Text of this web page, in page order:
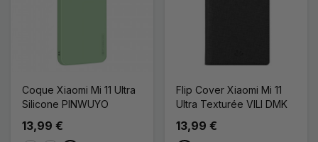
Coque Xiaomi Mi 11 Ultra
Silicone PINWUYO
13,99 €
Flip Cover Xiaomi Mi 11
Ultra Texturée VILI DMK
13,99 €